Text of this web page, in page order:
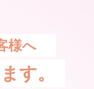
様へ
す。